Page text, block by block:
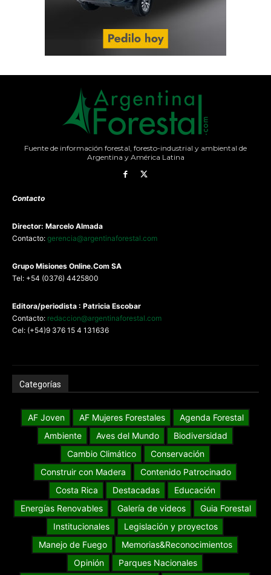
Fuente de información forestal, foresto-industrial y ambiental de
Argentina y América Latina
Contacto
Director: Marcelo Almada
Contacto: gerencia@argentinaforestal.com
Grupo Misiones Online.Com SA
Tel: +54 (0376) 4425800
Editora/periodista : Patricia Escobar
Contacto: redaccion@argentinaforestal.com
Cel: (+54)9 376 15 4 131636
Categorías
AF Joven AF Mujeres Forestales
Agenda Forestal
Ambiente
Aves del Mundo
Biodiversidad
Cambio Climático
Conservación
Construir con Madera
Contenido Patrocinado
Costa Rica
Destacadas
Educación
Energías Renovables
Galería de videos
Guia Forestal
Institucionales
Legislación y proyectos
Manejo de Fuego
Memorias&Reconocimientos
Opinión
Parques Nacionales